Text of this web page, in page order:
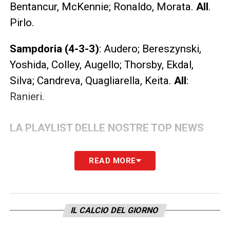
Bentancur, McKennie; Ronaldo, Morata. All .
Pirlo.
Sampdoria (4-3-3): Audero; Bereszynski,
Yoshida, Colley, Augello; Thorsby, Ekdal,
Silva; Candreva, Quagliarella, Keita. All :
Ranieri.
LA PLAYLIST DELLE NOSTRE TOP NEWS
READ MORE
IL CALCIO DEL GIORNO